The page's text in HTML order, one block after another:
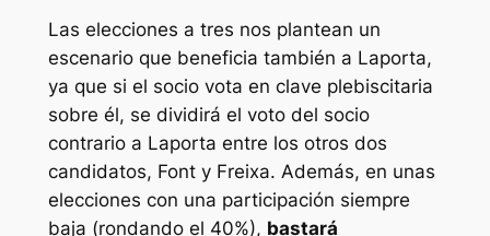
Las elecciones a tres nos plantean un
escenario que beneficia también a Laporta,
ya que si el socio vota en clave plebiscitaria
sobre él, se dividirá el voto del socio
contrario a Laporta entre los otros dos
candidatos, Font y Freixa. Además, en unas
elecciones con una participación siempre
baja (rondando el 40%), bastará